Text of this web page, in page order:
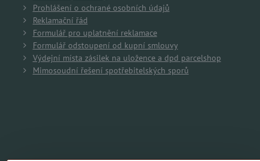
Prohlášení o ochrané osobních údajů
Reklamační řád
Formulář pro uplatnění reklamace
Formulář odstoupení od kupní smlouvy
Výdejní místa zásilek na uložence a dpd parcelshop
Mimosoudní řešení spotřebitelských sporů